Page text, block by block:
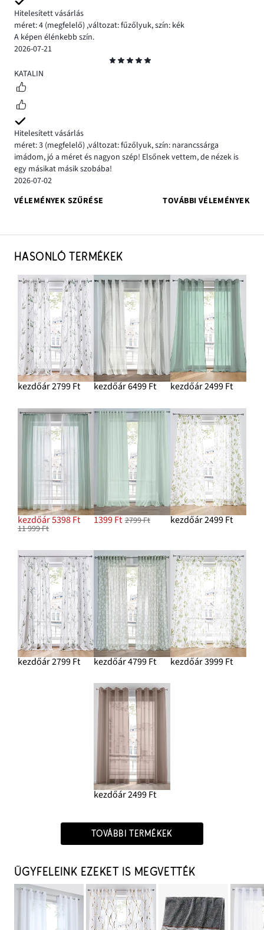
Hitelesített vásárlás
méret: 4 (megfelelő) ,változat: fűzőlyuk,szín: kék
A képen élénkebb szín.
2026-07-21
5
KATALIN
Hitelesített vásárlás
méret: 3 (megfelelő) ,változat: fűzőlyuk,szín: narancssárga
imádom, jó a méret és nagyon szép! Elsőnek vettem, de nézek is
egy másikat másik szobába!
2026-07-02
VÉLEMÉNYEK SZŰRÉSE
TOVÁBBI VÉLEMÉNYEK
HASONLÓ TERMÉKEK
kezdőár 2799 Ft kezdőár 6499 Ft kezdőár 2499 Ft
kezdőár 5398 Ft
11 999 Ft
1399 Ft 2799 Ft kezdőár 2499 Ft
kezdőár 2799 Ft kezdőár 4799 Ft kezdőár 3999 Ft
kezdőár 2499 Ft
TOVÁBBI TERMÉKEK
ÜGYFELEINK EZEKET IS MEGVETTÉK